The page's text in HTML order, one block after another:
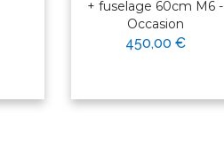
+ fuselage 60cm M6 -
Occasion
450,00 €